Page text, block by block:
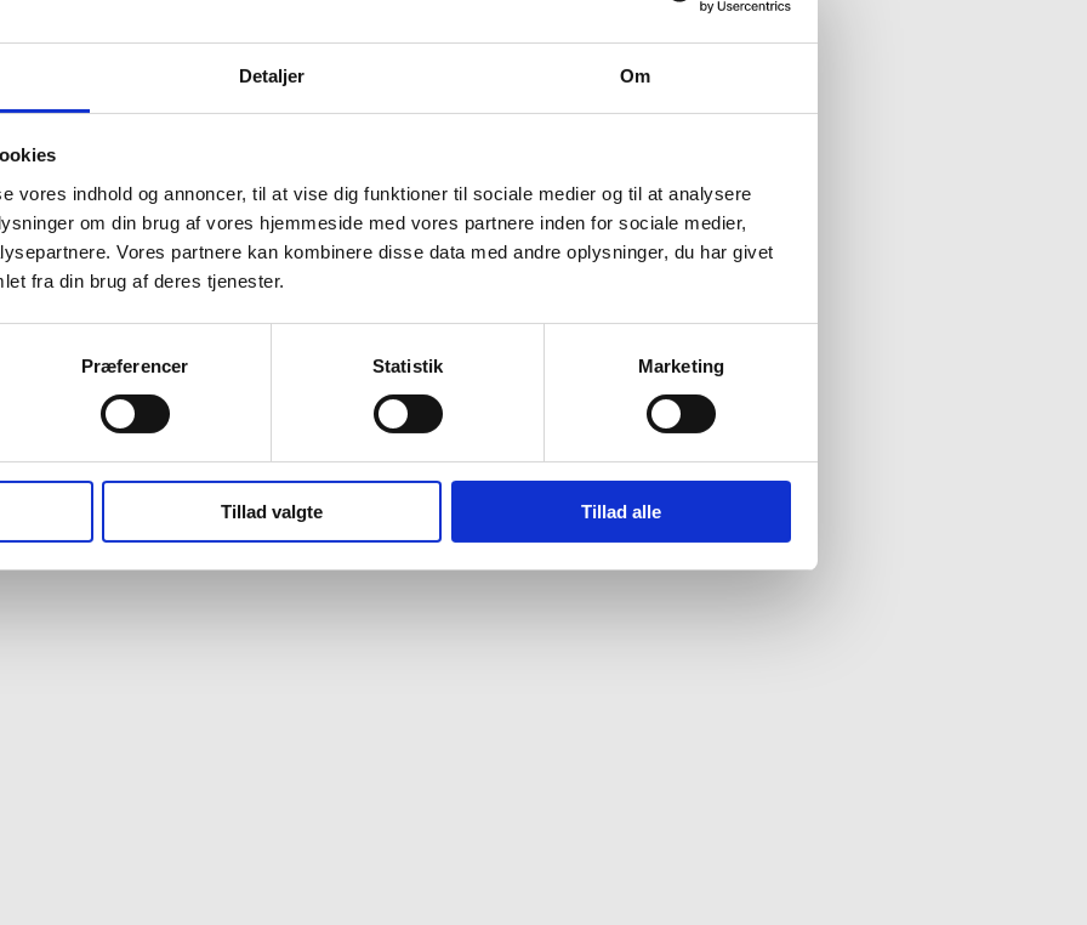
Detaljer Om
vores indhold og annoncer, til at vise dig funktioner til sociale medier og til at analysere
om din brug af vores hjemmeside med vores partnere inden for sociale medier,
Vores partnere kan kombinere disse data med andre oplysninger, du har givet
fra din brug af deres tjenester.
Præferencer Statistik Marketing
Tillad valgte Tillad alle